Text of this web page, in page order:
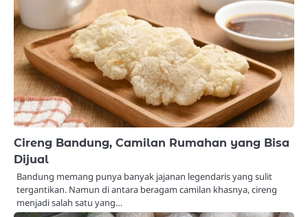
Cireng Bandung, Camilan Rumahan yang Bisa
Dijual
Bandung memang punya banyak jajanan legendaris yang sulit
tergantikan. Namun di antara beragam camilan khasnya, cireng
menjadi salah satu yang…